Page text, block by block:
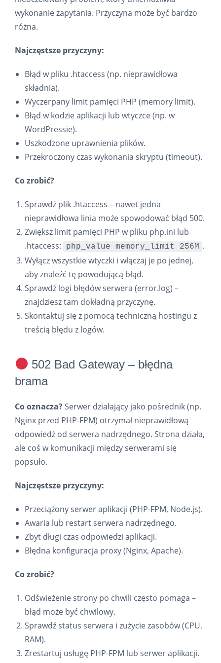
wykonanie zapytania. Przyczyna może być bardzo
różna.
Najczęstsze przyczyny:
Błąd w pliku .htaccess (np. nieprawidłowa
składnia).
Wyczerpany limit pamięci PHP (memory limit).
Błąd w kodzie aplikacji lub wtyczce (np. w
WordPressie).
Uszkodzone uprawnienia plików.
Przekroczony czas wykonania skryptu (timeout).
Co zrobić?
Sprawdź plik .htaccess – nawet jedna
nieprawidłowa linia może spowodować błąd 500.
Zwiększ limit pamięci PHP w pliku php.ini lub
.htaccess:
php_value memory_limit 256M .
Wyłącz wszystkie wtyczki i włączaj je po jednej,
aby znaleźć tę powodującą błąd.
Sprawdź logi błędów serwera (error.log) –
znajdziesz tam dokładną przyczynę.
Skontaktuj się z pomocą techniczną hostingu z
treścią błędu z logów.
502 Bad Gateway – błędna
brama
Co oznacza?Serwer działający jako pośrednik (np.
Nginx przed PHP-FPM) otrzymał nieprawidłową
odpowiedź od serwera nadrzędnego. Strona działa,
ale coś w komunikacji między serwerami się
popsuło.
Najczęstsze przyczyny:
Przeciążony serwer aplikacji (PHP-FPM, Node.js).
Awaria lub restart serwera nadrzędnego.
Zbyt długi czas odpowiedzi aplikacji.
Błędna konfiguracja proxy (Nginx, Apache).
Co zrobić?
Odświeżenie strony po chwili często pomaga –
błąd może być chwilowy.
Sprawdź status serwera i zużycie zasobów (CPU,
RAM).
Zrestartuj usługę PHP-FPM lub serwer aplikacji.